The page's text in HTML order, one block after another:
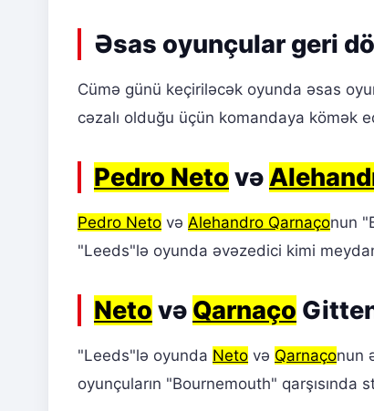
Əsas oyunçular geri
Cümə günü keçiriləcək oyunda əsas
cəzalı olduğu üçün komandaya kömək
Pedro Neto və
Pedro Neto və Alehandro Qarnaçonun
"Leeds"lə oyunda əvəzedici kimi
Neto və Qarnaço
"Leeds"lə oyunda Neto və Qarnaçonun
oyunçuların "Bournemouth" qarşısında